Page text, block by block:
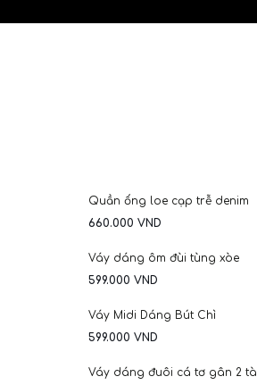
NEW
Quần ống loe cạp trễ denim
660.000 VND
Váy dáng ôm đùi tùng xòe
599.000 VND
Váy Midi Dáng Bút Chì
599.000 VND
Váy dáng đuôi cá tơ gân 2 tà